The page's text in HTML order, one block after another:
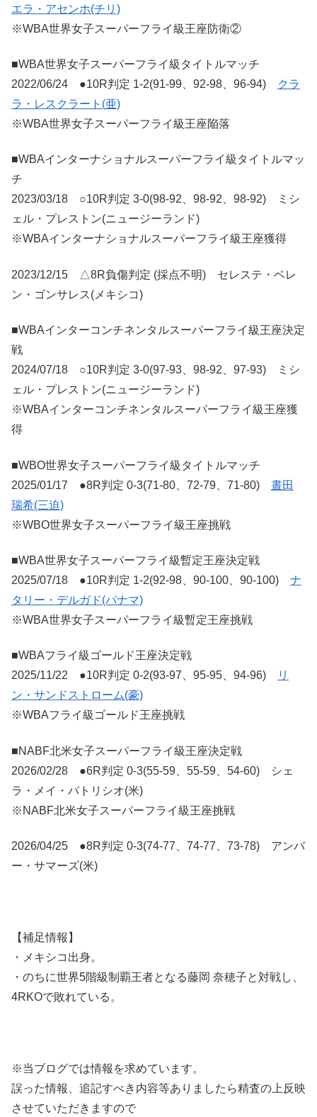
エラ・アセンホ(チリ)
※WBA世界女子スーパーフライ級王座防衛②
■WBA世界女子スーパーフライ級タイトルマッチ
2022/06/24 ●10R判定 1-2(91-99、92-98、96-94)
クラ
ラ・レスクラート(亜)
※WBA世界女子スーパーフライ級王座陥落
■WBAインターナショナルスーパーフライ級タイトルマッ
チ
2023/03/18 ○10R判定 3-0(98-92、98-92、98-92) ミシ
ェル・プレストン(ニュージーランド)
※WBAインターナショナルスーパーフライ級王座獲得
2023/12/15 △8R負傷判定 (採点不明) セレステ・ベレ
ン・ゴンサレス(メキシコ)
■WBAインターコンチネンタルスーパーフライ級王座決定
戦
2024/07/18 ○10R判定 3-0(97-93、98-92、97-93) ミシ
ェル・プレストン(ニュージーランド)
※WBAインターコンチネンタルスーパーフライ級王座獲
得
■WBO世界女子スーパーフライ級タイトルマッチ
2025/01/17 ●8R判定 0-3(71-80、72-79、71-80) 晝田
瑞希(三迫)
※WBO世界女子スーパーフライ級王座挑戦
■WBA世界女子スーパーフライ級暫定王座決定戦
2025/07/18 ●10R判定 1-2(92-98、90-100、90-100) ナ
タリー・デルガド(パナマ)
※WBA世界女子スーパーフライ級暫定王座挑戦
■WBAフライ級ゴールド王座決定戦
2025/11/22 ●10R判定 0-2(93-97、95-95、94-96)
リ
ン・サンドストローム(豪)
※WBAフライ級ゴールド王座挑戦
■NABF北米女子スーパーフライ級王座決定戦
2026/02/28 ●6R判定 0-3(55-59、55-59、54-60) シェ
ラ・メイ・パトリシオ(米)
※NABF北米女子スーパーフライ級王座挑戦
2026/04/25 ●8R判定 0-3(74-77、74-77、73-78) アンバ
ー・サマーズ(米)
【補足情報】
・メキシコ出身。
・のちに世界5階級制覇王者となる藤岡 奈穂子と対戦し、
4RKOで敗れている。
※当ブログでは情報を求めています。
誤った情報、追記すべき内容等ありましたら精査の上反映
させていただきますので